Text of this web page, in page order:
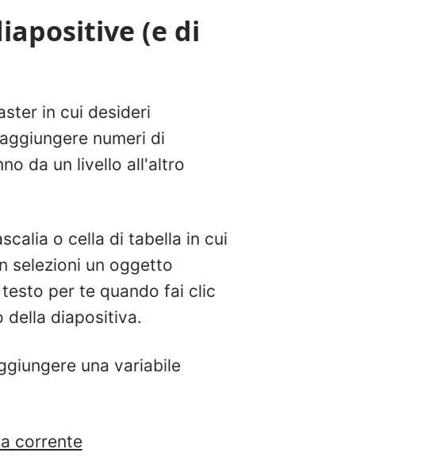
(e di
in cui desideri
numeri di
da un livello all'altro
o cella di tabella in cui
selezioni un oggetto
per te quando fai clic
della diapositiva.
una variabile
corrente